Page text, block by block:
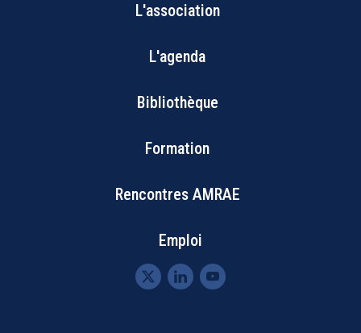
Bottom
Footer
Menu
L'association
L'agenda
Bibliothèque
Formation
Rencontres AMRAE
Emploi